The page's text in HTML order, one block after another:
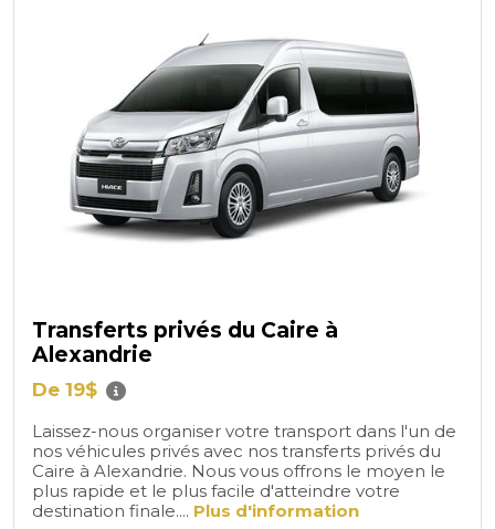
Transferts privés du Caire à
Alexandrie
De 19$
Laissez-nous organiser votre transport dans l'un de
nos véhicules privés avec nos transferts privés du
Caire à Alexandrie. Nous vous offrons le moyen le
plus rapide et le plus facile d'atteindre votre
destination finale.... Plus d'information